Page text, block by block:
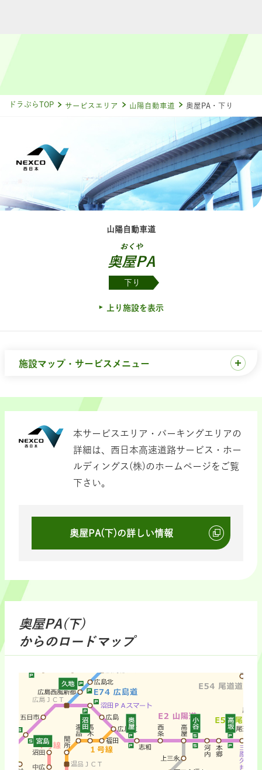
ドラぷらTOP サービスエリア 山陽自動車道 奥屋PA・下り
山陽自動車道
おくや
奥屋PA
下り
上り施設を表示
施設マップ・サービスメニュー
本サービスエリア・パーキングエリアの
詳細は、西日本高速道路サービス・ホー
ルディングス(株)のホームページをご覧
下さい。
奥屋PA(下)の詳しい情報
奥屋PA(下)
からのロードマップ